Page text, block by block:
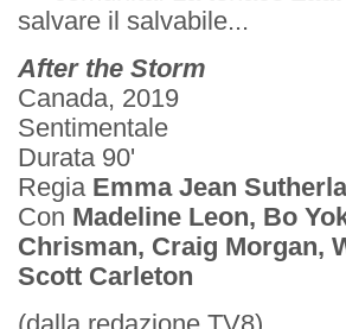
salvare il salvabile...
After the Storm
Canada, 2019
Sentimentale
Durata 90'
Regia Emma Jean
Con Madeline Leon, Bo
Chrisman, Craig Morgan,
Scott Carleton